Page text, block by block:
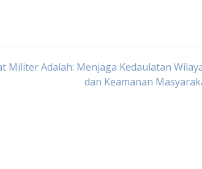
Militer Adalah: Menjaga Kedaulatan
dan Keamanan